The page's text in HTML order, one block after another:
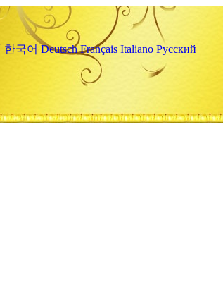
한국어 Deutsch Français Italiano Русский